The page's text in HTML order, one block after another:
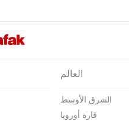
العالم
الشرق الأوسط
قارة أوروبا